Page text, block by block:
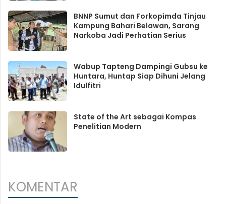
BNNP Sumut dan Forkopimda Tinjau
Kampung Bahari Belawan, Sarang
Narkoba Jadi Perhatian Serius
Wabup Tapteng Dampingi Gubsu ke
Huntara, Huntap Siap Dihuni Jelang
Idulfitri
State of the Art sebagai Kompas
Penelitian Modern
KOMENTAR